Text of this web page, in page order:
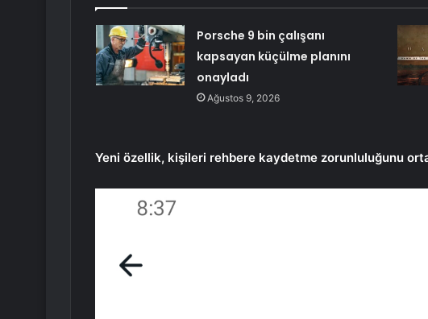
Porsche 9 bin çalışanı
kapsayan küçülme planını
onayladı
Ağustos 9, 2026
Yeni özellik, kişileri rehbere kaydetme zorunluluğunu